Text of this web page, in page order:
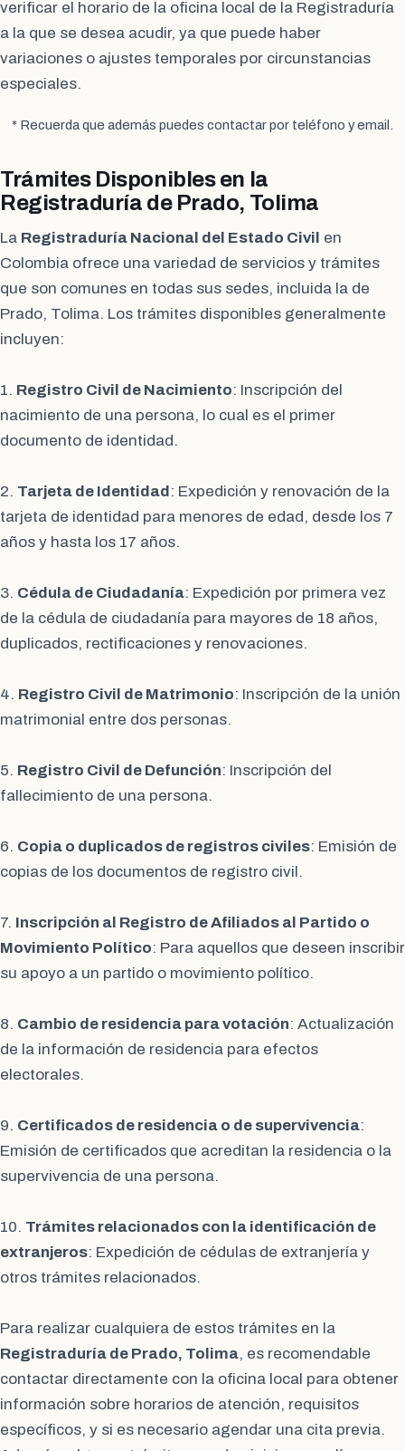
verificar el horario de la oficina local de la Registraduría
a la que se desea acudir, ya que puede haber
variaciones o ajustes temporales por circunstancias
especiales.
* Recuerda que además puedes contactar por teléfono y email.
Trámites Disponibles en la
Registraduría de Prado, Tolima
La Registraduría Nacional del Estado Civil en
Colombia ofrece una variedad de servicios y trámites
que son comunes en todas sus sedes, incluida la de
Prado, Tolima. Los trámites disponibles generalmente
incluyen:
1. Registro Civil de Nacimiento: Inscripción del
nacimiento de una persona, lo cual es el primer
documento de identidad.
2. Tarjeta de Identidad : Expedición y renovación de la
tarjeta de identidad para menores de edad, desde los 7
años y hasta los 17 años.
3. Cédula de Ciudadanía: Expedición por primera vez
de la cédula de ciudadanía para mayores de 18 años,
duplicados, rectificaciones y renovaciones.
4. Registro Civil de Matrimonio: Inscripción de la unión
matrimonial entre dos personas.
5. Registro Civil de Defunción: Inscripción del
fallecimiento de una persona.
6. Copia o duplicados de registros civiles: Emisión de
copias de los documentos de registro civil.
7. Inscripción al Registro de Afiliados al Partido o
Movimiento Político: Para aquellos que deseen inscribir
su apoyo a un partido o movimiento político.
8. Cambio de residencia para votación: Actualización
de la información de residencia para efectos
electorales.
9. Certificados de residencia o de supervivencia:
Emisión de certificados que acreditan la residencia o la
supervivencia de una persona.
10. Trámites relacionados con la identificación de
extranjeros: Expedición de cédulas de extranjería y
otros trámites relacionados.
Para realizar cualquiera de estos trámites en la
Registraduría de Prado, Tolima, es recomendable
contactar directamente con la oficina local para obtener
información sobre horarios de atención, requisitos
específicos, y si es necesario agendar una cita previa.